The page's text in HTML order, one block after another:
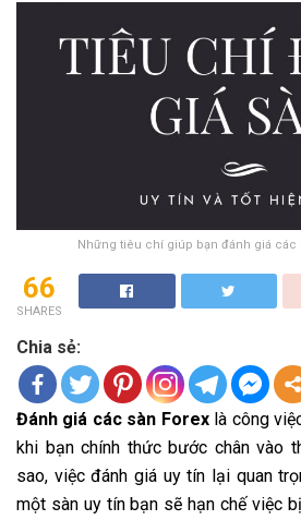
Những tiêu chí giúp bạn đánh giá các
66
SHARES
Chia sẻ:
Đánh giá các sàn Forexlà công
khi bạn chính thức bước chân vào
sao, việc đánh giá uy tín lại quan
một sàn uy tín bạn sẽ hạn chế việc